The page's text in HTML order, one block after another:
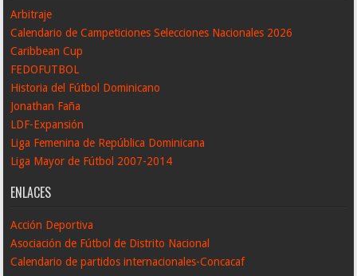
Arbitraje
Calendario de Campeticiones Selecciones Nacionales 2026
Caribbean Cup
FEDOFUTBOL
Historia del Fútbol Dominicano
Jonathan Faña
LDF-Expansión
Liga Femenina de República Dominicana
Liga Mayor de Fútbol 2007-2014
ENLACES
Acción Deportiva
Asociación de Fútbol de Distrito Nacional
Calendario de partidos internacionales-Concacaf